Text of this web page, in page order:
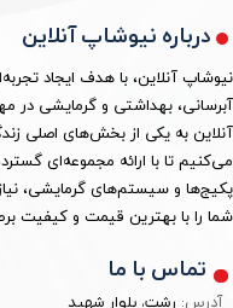
درباره نیوشاپ آنلاین
نیوشاپ آنلاین، با هدف ایجاد
آنلاین به یکی از بخش‌های اصلی
می‌کنیم تا با ارائه مجموعه‌ای
پکیج‌ها و سیستم‌های گرمایشی،
شما را با بهترین قیمت و کیفیت
تماس با ما
آدرس: رشت، بلوار شهید